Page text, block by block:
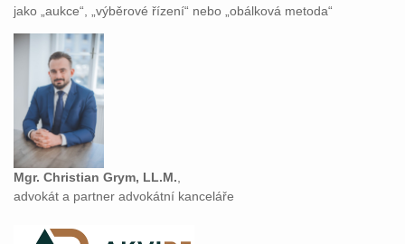
jako „aukce“, „výběrové řízení“ nebo „obálková metoda“
Mgr. Christian Grym, LL.M.
advokát a partner advokátní kanceláře